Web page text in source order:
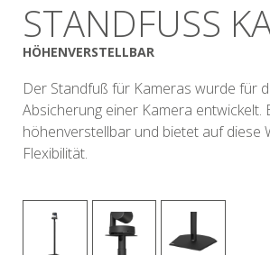
MASSANFERTIGUNGEN
STANDFUSS
HÖHENVERSTELLBAR
Der Standfuß für Kameras wurde für
Absicherung einer Kamera entwickelt.
höhenverstellbar und bietet auf diese
Flexibilität.